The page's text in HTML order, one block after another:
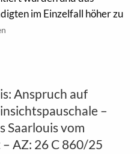
im Einzelfall höher zu
Anspruch auf
–
Saarlouis vom
AZ: 26 C 860/25